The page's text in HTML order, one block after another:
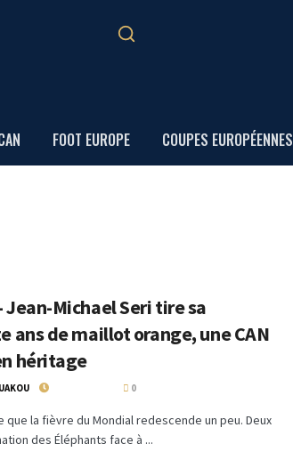
FOOT EUROPE COUPES EUROPÉENNES
Michael Seri tire sa
ans de maillot orange, une CAN
héritage
0
la fièvre du Mondial redescende un peu. Deux
des Éléphants face à ...